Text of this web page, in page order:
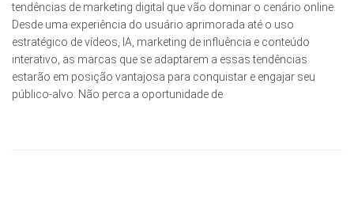
tendências de marketing digital que vão dominar o cenário online.
Desde uma experiência do usuário aprimorada até o uso
estratégico de vídeos, IA, marketing de influência e conteúdo
interativo, as marcas que se adaptarem a essas tendências
estarão em posição vantajosa para conquistar e engajar seu
público-alvo. Não perca a oportunidade de